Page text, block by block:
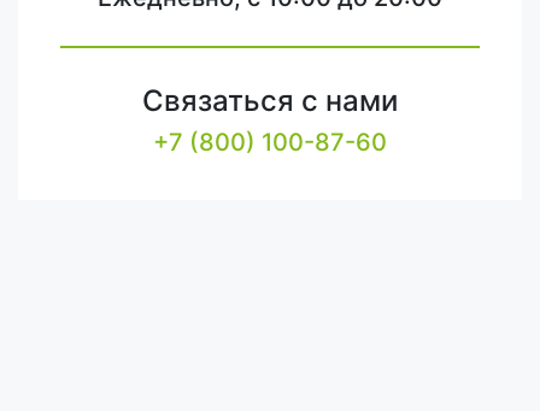
Связаться с нами
+7 (800) 100-87-60